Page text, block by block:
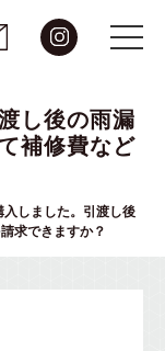
し後の雨漏
補修費など
しました。引渡し後
求できますか？